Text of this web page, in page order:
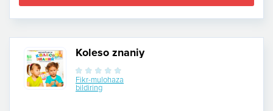
Koleso znaniy
Fikr-mulohaza
bildiring